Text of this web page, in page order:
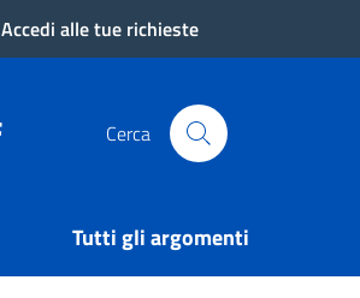
Accedi alle tue richieste
Cerca
Tutti gli argomenti